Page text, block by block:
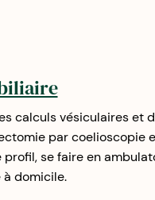
calculs vésiculaires et
par coelioscopie
profil, se faire en
domicile.